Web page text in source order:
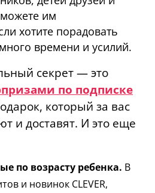
им
хотите порадовать
времени и усилий.
секрет — это
по подписке
который за вас
и доставят. И это еще
по возрасту ребенка. В
и новинок CLEVER,